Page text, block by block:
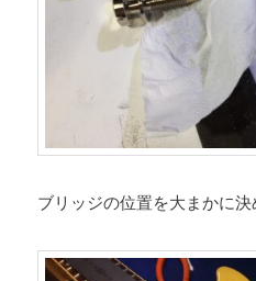
ブリッジの位置を大まかに決